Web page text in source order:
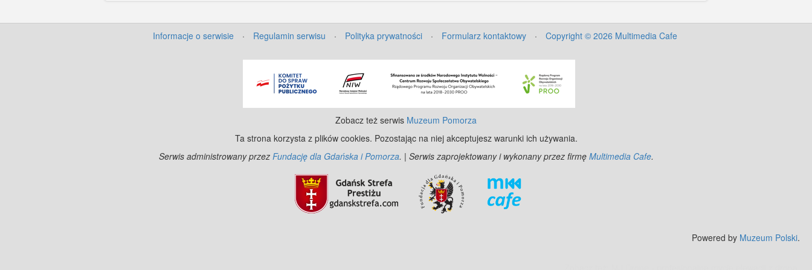
Informacje o serwisie · Regulamin serwisu · Polityka prywatności · Formularz kontaktowy · Copyright © 2026 Multimedia Cafe
Zobacz też serwis Muzeum Pomorza
Ta strona korzysta z plików cookies. Pozostając na niej akceptujesz warunki ich używania.
Serwis administrowany przez Fundację dla Gdańska i Pomorza. | Serwis zaprojektowany i wykonany przez firmę Multimedia Cafe.
Powered by Muzeum Polski.